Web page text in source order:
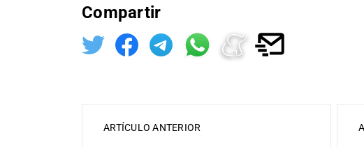
Compartir
ARTÍCULO ANTERIOR